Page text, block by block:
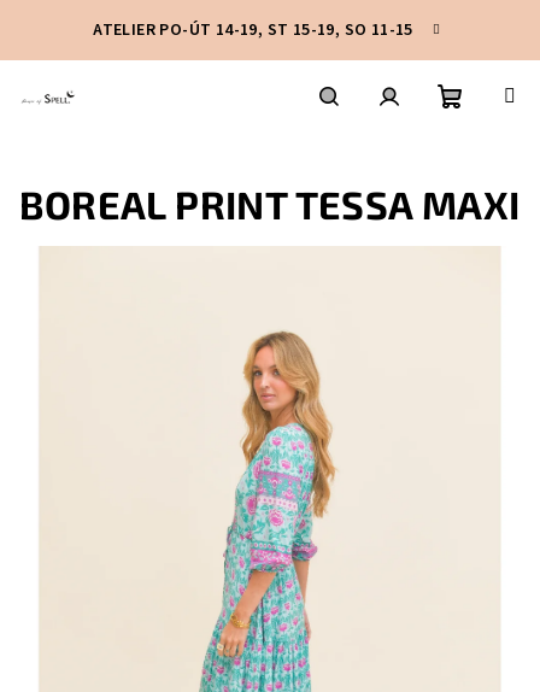
obsah
ATELIER PO-ÚT 14-19, ST 15-19, SO 11-15
košík
BOREAL PRINT TESSA MAXI